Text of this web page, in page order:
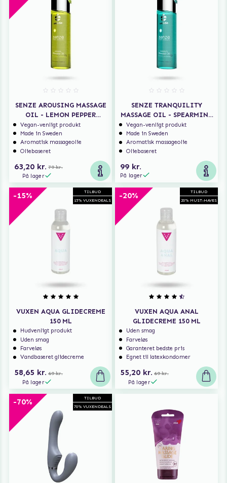
SENZE AROUSING MASSAGE
OIL - LEMON PEPPER
EUCALYPTUS
Vegan-venligt produkt
Made in Sweden
Aromatisk massageolie
Oliebaseret
63,20 kr. 79 kr.
På lager
SENZE TRANQUILITY
MASSAGE OIL - SPEARMINT
ROSE ORANGE
Vegan-venligt produkt
Made in Sweden
Aromatisk massageolie
Oliebaseret
99 kr.
På lager
TILBUD
15% VUXENDEALS
-15%
VUXEN AQUA GLIDECREME
150 ML
Hudvenligt produkt
Uden smag
Farveløs
Vandbaseret glidecreme
58,65 kr. 69 kr.
På lager
TILBUD
20% MUST-HAVES
-20%
VUXEN AQUA ANAL
GLIDECREME 150 ML
Uden smag
Farveløs
Garanteret bedste pris
Egnet til latexkondomer
55,20 kr. 69 kr.
På lager
TILBUD
70% VUXENDEALS
-70%